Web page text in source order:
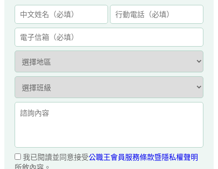
我已閱讀並同意接受公職王會員服務條款暨隱私權聲明
所敘內容。